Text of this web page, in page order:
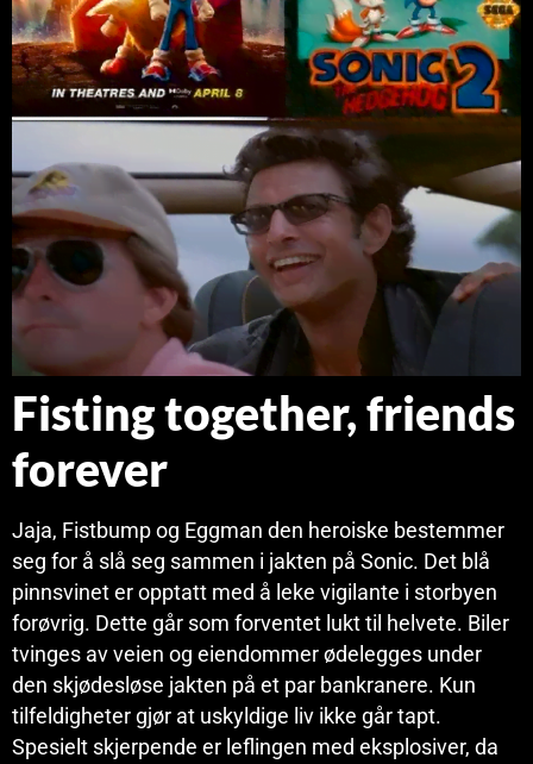
Fisting together, friends
forever
Jaja, Fistbump og Eggman den heroiske bestemmer
seg for å slå seg sammen i jakten på Sonic. Det blå
pinnsvinet er opptatt med å leke vigilante i storbyen
forøvrig. Dette går som forventet lukt til helvete. Biler
tvinges av veien og eiendommer ødelegges under
den skjødesløse jakten på et par bankranere. Kun
tilfeldigheter gjør at uskyldige liv ikke går tapt.
Spesielt skjerpende er leflingen med eksplosiver, da